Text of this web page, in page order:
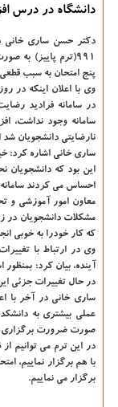
دانشگاه در درس
دکتر حسن ساری خانی
۹۹۱(ترم پاییز) به صورت رسمی در
پنج امتحان به سبب
وی با اعلان اینکه در
در سامانه فرادید
سامانه وجود نداشت،
نارضایتی دانشجویان شد
ساری خانی اشاره کرد:
این بود که دانشجویان
احساس می کردند
معاون امور آموزشی و
مشکلات دانشجویان در
که کار خودرا به خوبی
وی در ارتباط با
آینده، بیان کرد:
در حال تغییرات جزئی
عملی بیشتری به
صورت ضرورت برگزاری
در این ترم می توانیم از
با هم برگزار نماییم،
برگزار می نماییم.